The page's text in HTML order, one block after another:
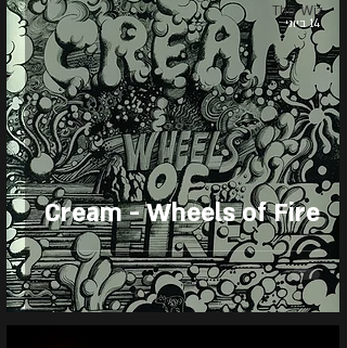
The Wiz
Cream - Wheels of Fire
14 ביוני